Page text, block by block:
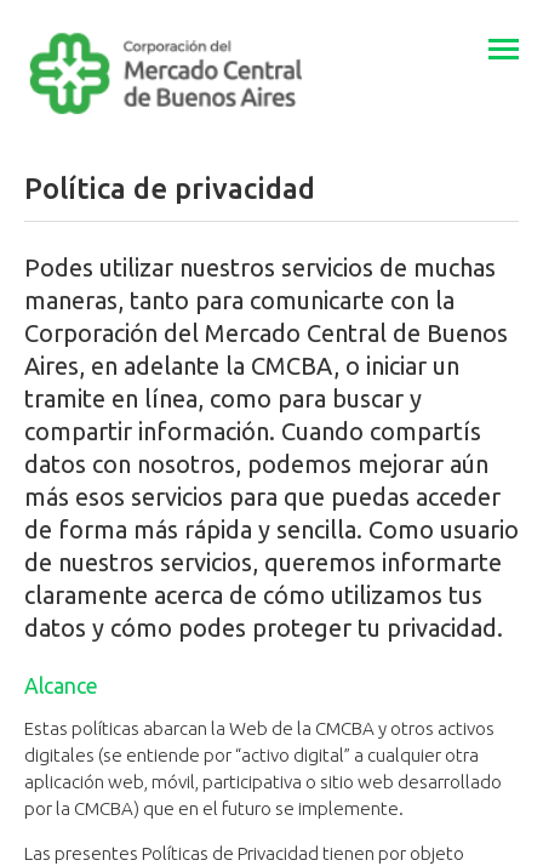
Política de privacidad
Podes utilizar nuestros servicios de muchas
maneras, tanto para comunicarte con la
Corporación del Mercado Central de Buenos
Aires, en adelante la CMCBA, o iniciar un
tramite en línea, como para buscar y
compartir información. Cuando compartís
datos con nosotros, podemos mejorar aún
más esos servicios para que puedas acceder
de forma más rápida y sencilla. Como usuario
de nuestros servicios, queremos informarte
claramente acerca de cómo utilizamos tus
datos y cómo podes proteger tu privacidad.
Alcance
Estas políticas abarcan la Web de la CMCBA y otros activos
digitales (se entiende por “activo digital” a cualquier otra
aplicación web, móvil, participativa o sitio web desarrollado
por la CMCBA) que en el futuro se implemente.
Las presentes Políticas de Privacidad tienen por objeto